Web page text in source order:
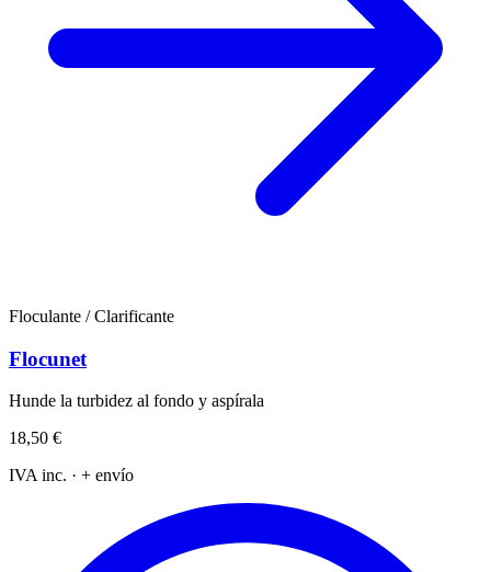
Floculante / Clarificante
Flocunet
Hunde la turbidez al fondo y aspírala
18,50 €
IVA inc. · + envío